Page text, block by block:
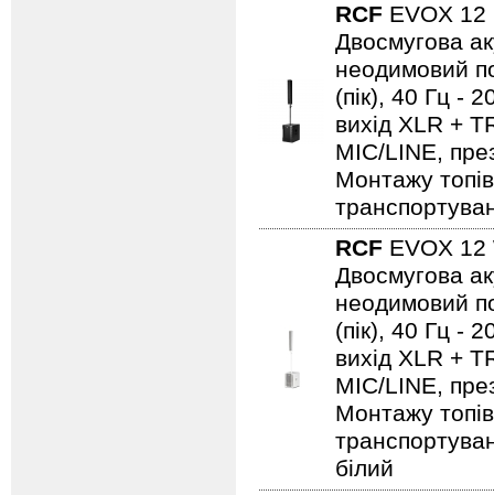
RCF EVOX 12
Двосмугова
неодимовий
(пік), 40 Гц -
вихід XLR +
MIC/LINE,
Монтажу
RCF EVOX
Двосмугова
неодимовий
(пік), 40 Гц -
вихід XLR +
MIC/LINE,
Монтажу
білий